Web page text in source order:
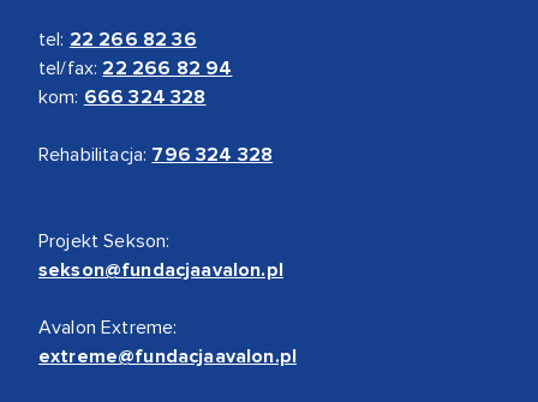
tel: 22 266 82 36
tel/fax: 22 266 82 94
kom: 666 324 328
Rehabilitacja: 796 324 328
Projekt Sekson:
sekson@fundacjaavalon.pl
Avalon Extreme:
extreme@fundacjaavalon.pl